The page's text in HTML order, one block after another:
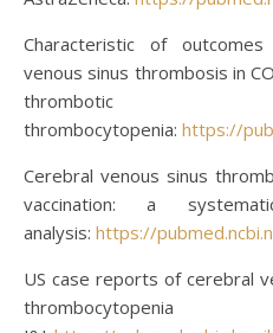
Characteristic of
venous sinus thrombosis in
thrombotic
thrombocytopenia: https://
Cerebral venous sinus
vaccination: a
analysis: https://
US case reports of cerebral